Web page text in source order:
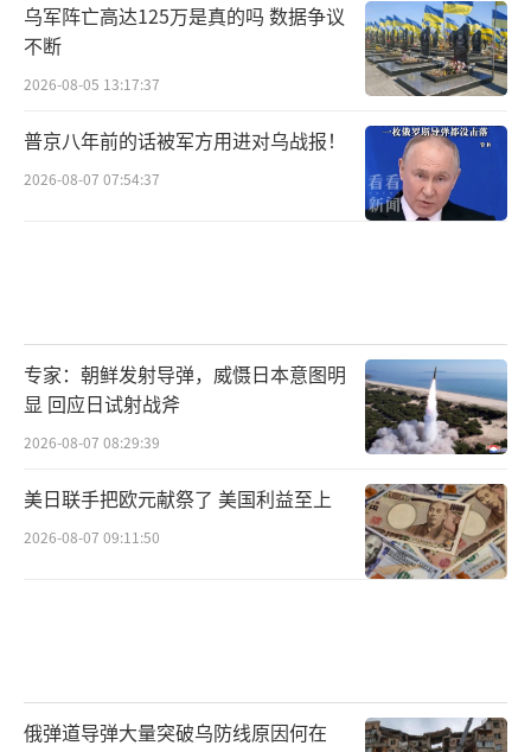
乌军阵亡高达125万是真的吗 数据争议
不断
2026-08-05 13:17:37
普京八年前的话被军方用进对乌战报！
2026-08-07 07:54:37
专家：朝鲜发射导弹，威慑日本意图明
显 回应日试射战斧
2026-08-07 08:29:39
美日联手把欧元献祭了 美国利益至上
2026-08-07 09:11:50
俄弹道导弹大量突破乌防线原因何在